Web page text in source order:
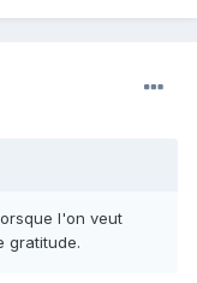
l'on veut
gratitude.